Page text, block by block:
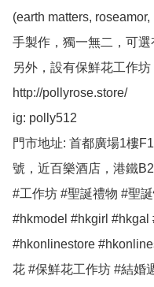
(earth matters,
手製作，獨一無二，可選
另外，設有保鮮花工作
http://pollyrose.store/
ig: polly512
門市地址: 首都廣場1樓
號，近百樂酒店，港鐵B2
#工作坊 #聖誕禮物 #聖
#hkmodel #hkgirl #hkgal
#hkonlinestore
花 #保鮮花工作坊 #結婚